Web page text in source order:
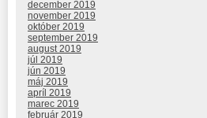
december 2019
november 2019
október 2019
september 2019
august 2019
júl 2019
jún 2019
máj 2019
apríl 2019
marec 2019
február 2019